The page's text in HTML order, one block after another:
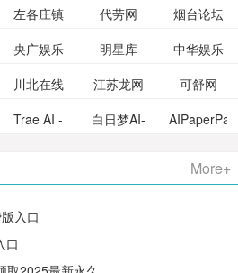
社会保障
委网 管局 办更多>>
左各庄镇
论坛
代劳网
烟台论坛
更多>>
央广娱乐
网,
明星库 中华娱乐
网更多>>
川北在线 江苏龙网
可舒网
更多>>
Trae AI -
境/深度集
白日梦AI-
- AI论文写
More+
入口
口